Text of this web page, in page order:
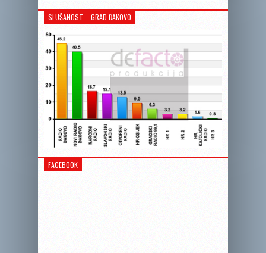
SLUŠANOST – GRAD ĐAKOVO
FACEBOOK